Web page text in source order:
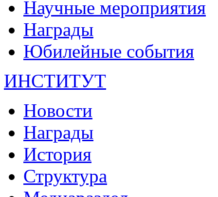
Научные мероприятия
Награды
Юбилейные события
ИНСТИТУТ
Новости
Награды
История
Структура